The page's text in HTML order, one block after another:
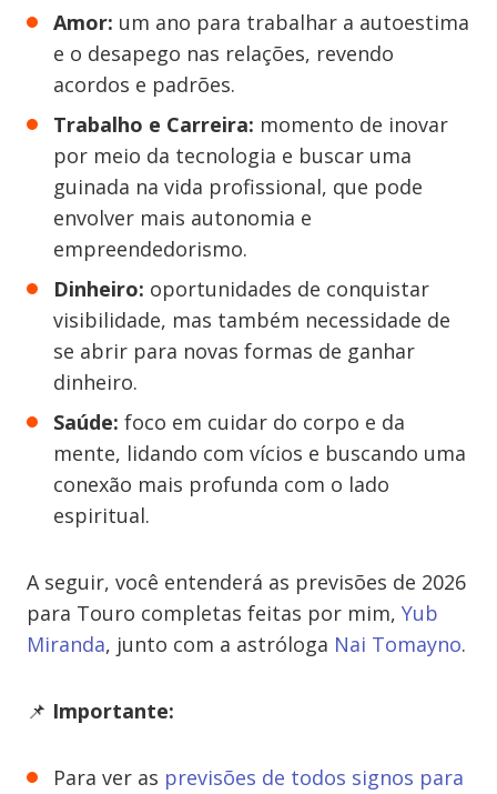
Amor: um ano para trabalhar a autoestima
e o desapego nas relações, revendo
acordos e padrões.
Trabalho e Carreira: momento de inovar
por meio da tecnologia e buscar uma
guinada na vida profissional, que pode
envolver mais autonomia e
empreendedorismo.
Dinheiro: oportunidades de conquistar
visibilidade, mas também necessidade de
se abrir para novas formas de ganhar
dinheiro.
Saúde: foco em cuidar do corpo e da
mente, lidando com vícios e buscando uma
conexão mais profunda com o lado
espiritual.
A seguir, você entenderá as previsões de 2026
para Touro completas feitas por mim, Yub
Miranda, junto com a astróloga Nai Tomayno.
📌 Importante:
Para ver as previsões de todos signos para